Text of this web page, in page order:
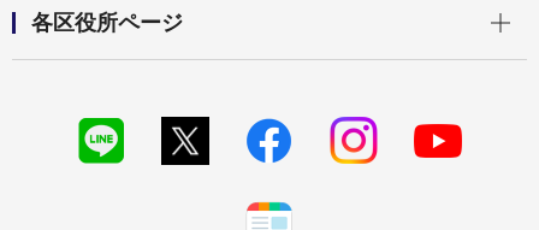
各区役所ページ